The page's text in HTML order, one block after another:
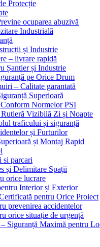
Protecție
ocuparea abuzivă
Industrială
și Industrie
– livrare rapidă
Șantier și Industrie
pe Orice Drum
– Calitate garantată
Superioară
Normelor PSI
Vizibilă Zi și Noapte
traficului și siguranță
și Furturilor
și Montaj Rapid
si parcari
și Delimitare Spații
orice lucrare
Interior și Exterior
pentru Orice Proiect
prevenirea accidentelor
orice situație de urgență
Siguranță Maximă pentru